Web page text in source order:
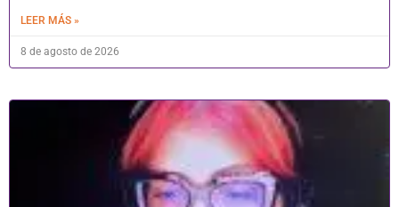
LEER MÁS »
8 de agosto de 2026